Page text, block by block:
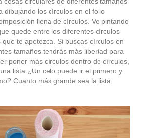
dibujando los círculos en el folio
llena de círculos. Ve pintando
quede entre los diferentes círculos
que te apetezca. Si buscas círculos en
tamaños tendrás más libertad para
poner más círculos dentro de círculos,
lista ¿Un celo puede ir el primero y
Cuanto más grande sea la lista